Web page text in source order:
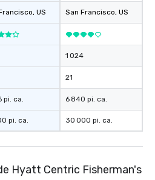
a special warm
from the restaurant
be printed featuring
For added ease, we
transportation pick-
as well as an event
for groups that desire
experience, we can
glittering lights of The
, US
pi. ca.
pi. ca.
San Francisco, US
1 024
21
6 840 pi. ca.
30 000 pi. ca.
Hyatt Centric Fisherman's